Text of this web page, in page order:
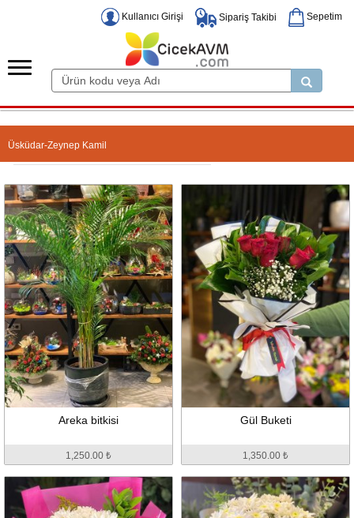
Kullanıcı Girişi Sipariş Takibi Sepetim
Üsküdar-Zeynep Kamil
Areka bitkisi
1,250.00 ₺
Gül Buketi
1,350.00 ₺